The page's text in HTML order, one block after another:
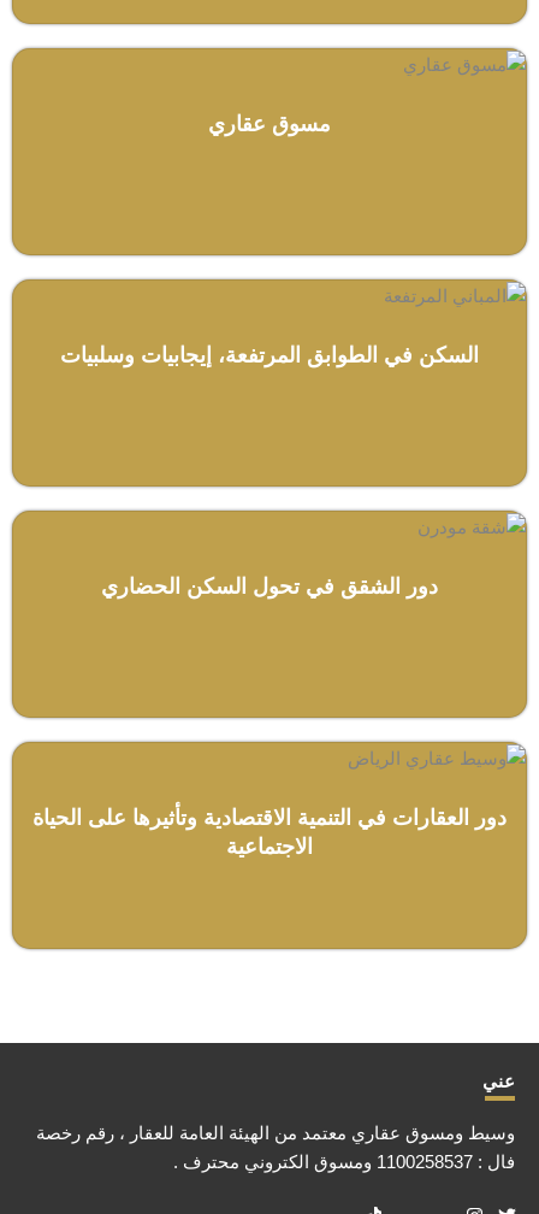
مسوق عقاري
السكن في الطوابق المرتفعة، إيجابيات وسلبيات
دور الشقق في تحول السكن الحضاري
دور العقارات في التنمية الاقتصادية وتأثيرها على الحياة
الاجتماعية
عني
وسيط ومسوق عقاري معتمد من الهيئة العامة للعقار ، رقم رخصة
فال : 1100258537 ومسوق الكتروني محترف .